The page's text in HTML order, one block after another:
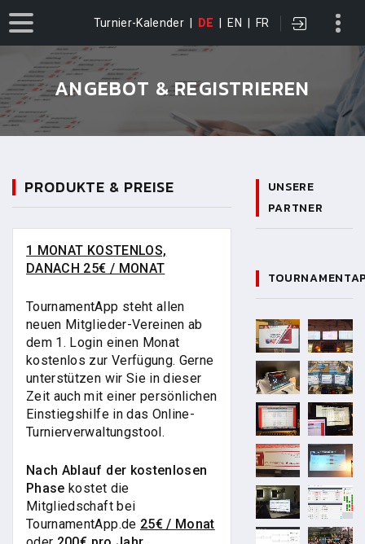
Turnier-Kalender DE EN FR
ANGEBOT & REGISTRIEREN
PRODUKTE & PREISE
1 MONAT KOSTENLOS,
DANACH 25€ / MONAT
TournamentApp steht allen
neuen Mitglieder-Vereinen ab
dem 1. Login einen Monat
kostenlos zur Verfügung. Gerne
unterstützen wir Sie in dieser
Zeit auch mit einer persönlichen
Einstiegshilfe in das Online-
Turnierverwaltungstool.
Nach Ablauf der kostenlosen
Phase kostet die
Mitgliedschaft bei
TournamentApp.de 25€ / Monat
UNSERE
PARTNER